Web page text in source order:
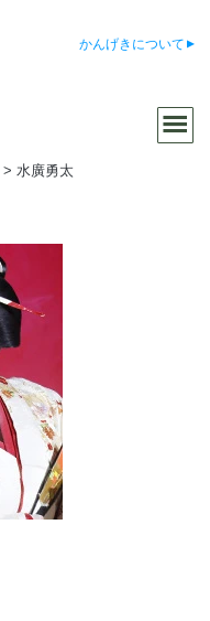
かんげきについて
>水廣勇太